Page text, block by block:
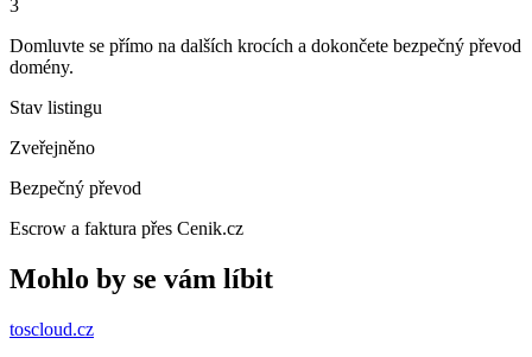
3
Domluvte se přímo na dalších krocích a dokončete bezpečný převod
domény.
Stav listingu
Zveřejněno
Bezpečný převod
Escrow a faktura přes Cenik.cz
Mohlo by se vám líbit
toscloud.cz